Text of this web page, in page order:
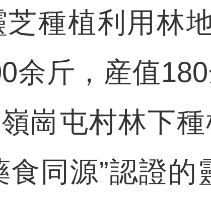
種植利用林
余斤，産值
崗屯村林下
食同源”認證的